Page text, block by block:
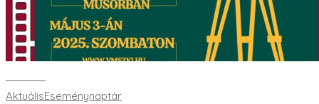
AktuálisEseménynaptár